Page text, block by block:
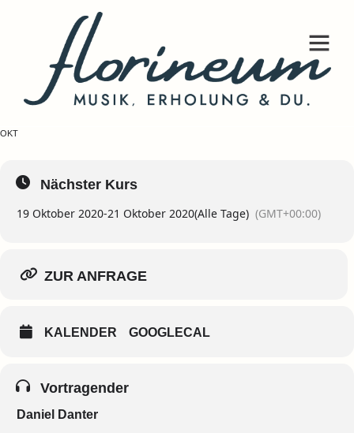
INTENSIV SEMINAR
OKT
AUSGEBUCHT
Nächster Kurs
19 Oktober 2020-21 Oktober 2020(Alle Tage) (GMT+00:00)
ZUR ANFRAGE
KALENDER GOOGLECAL
Vortragender
Daniel Danter